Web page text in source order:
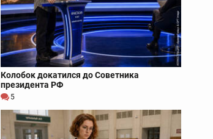
Колобок докатился до Советника
президента РФ
5